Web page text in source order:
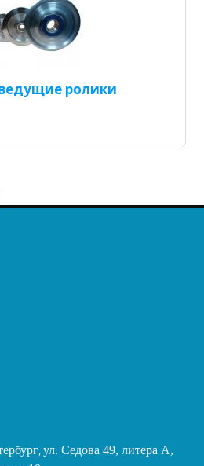
ролики
,ул. Седова 49, литера А,